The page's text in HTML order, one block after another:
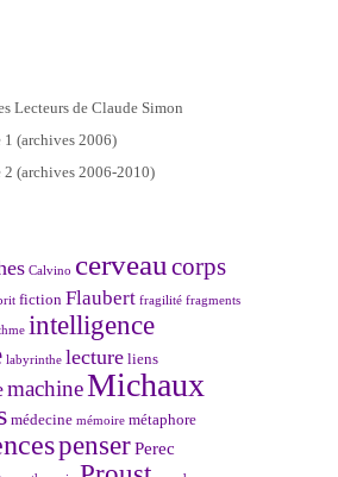
Lecteurs de Claude Simon
(archives 2006)
(archives 2006-2010)
Calvino cerveau corps
fiction Flaubert fragilité fragments
intelligence
labyrinthe lecture liens
machineMichaux
médecine mémoire métaphore
penserPerec